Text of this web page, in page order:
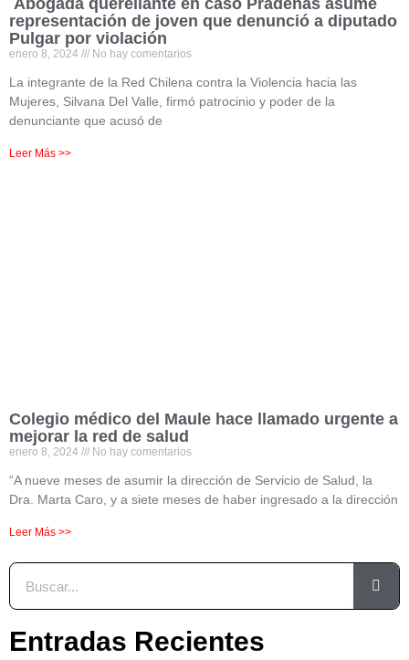
Abogada querellante en caso Pradenas asume
representación de joven que denunció a diputado
Pulgar por violación
enero 8, 2024 No hay comentarios
La integrante de la Red Chilena contra la Violencia hacia las
Mujeres, Silvana Del Valle, firmó patrocinio y poder de la
denunciante que acusó de
Leer Más >>
Colegio médico del Maule hace llamado urgente a
mejorar la red de salud
enero 8, 2024 No hay comentarios
“A nueve meses de asumir la dirección de Servicio de Salud, la
Dra. Marta Caro, y a siete meses de haber ingresado a la dirección
Leer Más >>
Entradas Recientes